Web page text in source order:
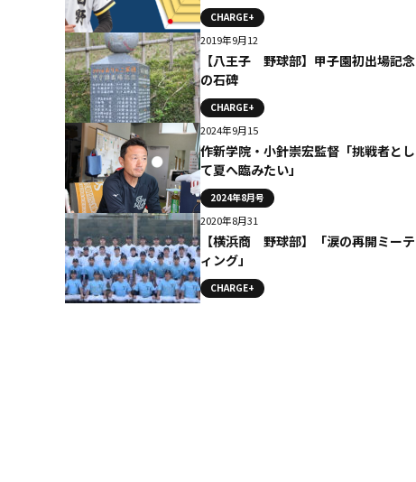
CHARGE+
2019年9月12
【八王子 野球部】甲子園初出場記念
の石碑
CHARGE+
2024年9月15
作新学院・小針崇宏監督「挑戦者とし
て夏へ臨みたい」
2024年8月号
2020年8月31
【横浜商 野球部】「涙の再開ミーテ
ィング」
CHARGE+